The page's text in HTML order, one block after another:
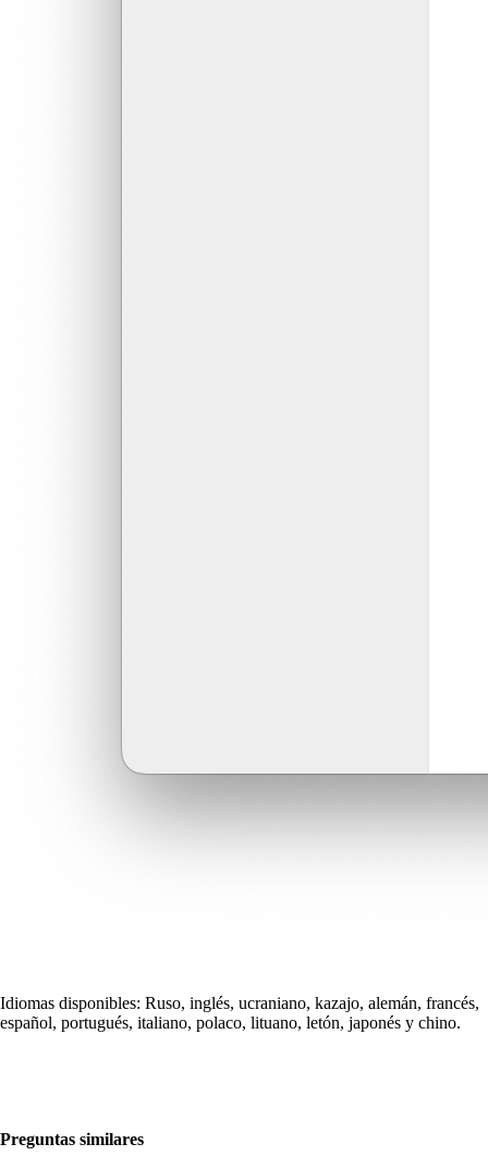
Idiomas disponibles: Ruso, inglés, ucraniano, kazajo, alemán, francés,
español, portugués, italiano, polaco, lituano, letón, japonés y chino.
Preguntas similares